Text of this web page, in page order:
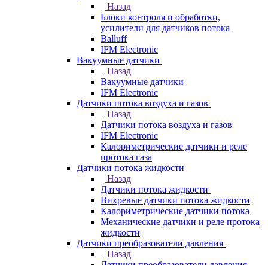
Назад
Блоки контроля и обработки,
усилители для датчиков потока
Balluff
IFM Electronic
Вакуумные датчики
Назад
Вакуумные датчики
IFM Electronic
Датчики потока воздуха и газов
Назад
Датчики потока воздуха и газов
IFM Electronic
Калориметрические датчики и реле
протока газа
Датчики потока жидкости
Назад
Датчики потока жидкости
Вихревые датчики потока жидкости
Калориметрические датчики потока
Механические датчики и реле протока
жидкости
Датчики преобразователи давления
Назад